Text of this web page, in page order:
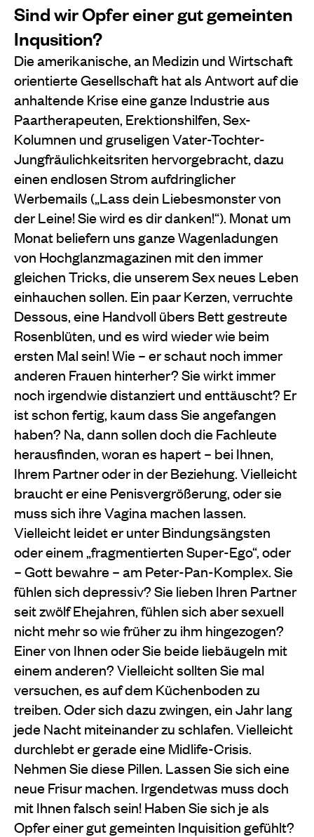
Sind wir Opfer einer gut gemeinten
Inqusition?
Die amerikanische, an Medizin und Wirtschaft
orientierte Gesellschaft hat als Antwort auf die
anhaltende Krise eine ganze Industrie aus
Paartherapeuten, Erektionshilfen, Sex-
Kolumnen und gruseligen Vater-Tochter-
Jungfräulichkeitsriten hervorgebracht, dazu
einen endlosen Strom aufdringlicher
Werbemails („Lass dein Liebesmonster von
der Leine! Sie wird es dir danken!“). Monat um
Monat beliefern uns ganze Wagenladungen
von Hochglanzmagazinen mit den immer
gleichen Tricks, die unserem Sex neues Leben
einhauchen sollen. Ein paar Kerzen, verruchte
Dessous, eine Handvoll übers Bett gestreute
Rosenblüten, und es wird wieder wie beim
ersten Mal sein! Wie – er schaut noch immer
anderen Frauen hinterher? Sie wirkt immer
noch irgendwie distanziert und enttäuscht? Er
ist schon fertig, kaum dass Sie angefangen
haben? Na, dann sollen doch die Fachleute
herausfinden, woran es hapert – bei Ihnen,
Ihrem Partner oder in der Beziehung. Vielleicht
braucht er eine Penisvergrößerung, oder sie
muss sich ihre Vagina machen lassen.
Vielleicht leidet er unter Bindungsängsten
oder einem „fragmentierten Super-Ego“, oder
– Gott bewahre – am Peter-Pan-Komplex. Sie
fühlen sich depressiv? Sie lieben Ihren Partner
seit zwölf Ehejahren, fühlen sich aber sexuell
nicht mehr so wie früher zu ihm hingezogen?
Einer von Ihnen oder Sie beide liebäugeln mit
einem anderen? Vielleicht sollten Sie mal
versuchen, es auf dem Küchenboden zu
treiben. Oder sich dazu zwingen, ein Jahr lang
jede Nacht miteinander zu schlafen. Vielleicht
durchlebt er gerade eine Midlife-Crisis.
Nehmen Sie diese Pillen. Lassen Sie sich eine
neue Frisur machen. Irgendetwas muss doch
mit Ihnen falsch sein! Haben Sie sich je als
Opfer einer gut gemeinten Inquisition gefühlt?